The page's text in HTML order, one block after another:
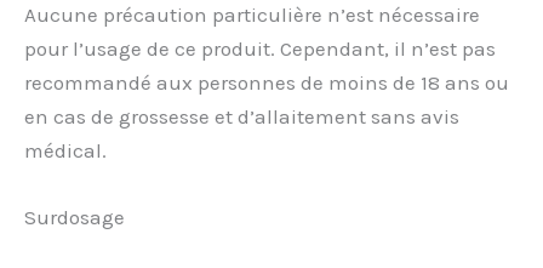
Aucune précaution particulière n’est nécessaire
pour l’usage de ce produit. Cependant, il n’est pas
recommandé aux personnes de moins de 18 ans ou
en cas de grossesse et d’allaitement sans avis
médical.
Surdosage